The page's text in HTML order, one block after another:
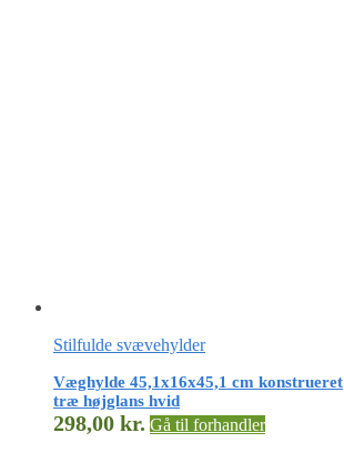
Stilfulde svævehylder
Væghylde 45,1x16x45,1 cm konstrueret
træ højglans hvid
298,00 kr. Gå til forhandler